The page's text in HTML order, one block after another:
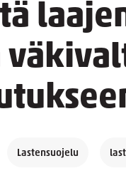
Lastensuojelu